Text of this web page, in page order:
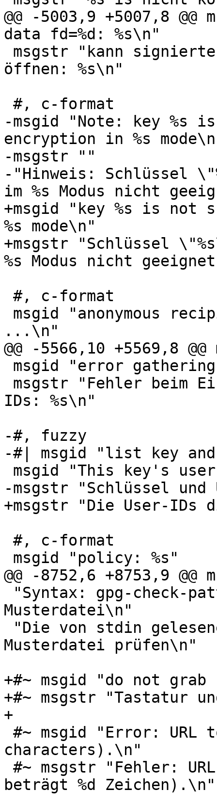
@@ -5003,9 +5007,8
data fd=%d: %s\n"
öffnen: %s\n"
-msgid "Note: key %s
encryption in %s
-msgstr ""
-"Hinweis: Schlüssel
im %s Modus nicht
+msgid "key %s is
%s mode\n"
+msgstr "Schlüssel
%s Modus nicht
...\n"
@@ -5566,10 +5569,8
IDs: %s\n"
-#, fuzzy
-#| msgid "list key
-msgstr "Schlüssel
+msgstr "Die User-IDs
@@ -8752,6 +8753,9
Musterdatei\n"
Musterdatei prüfen\n"
+#~ msgid "do not grab
+#~ msgstr "Tastatur
+
characters).\n"
beträgt %d Zeichen).\n"